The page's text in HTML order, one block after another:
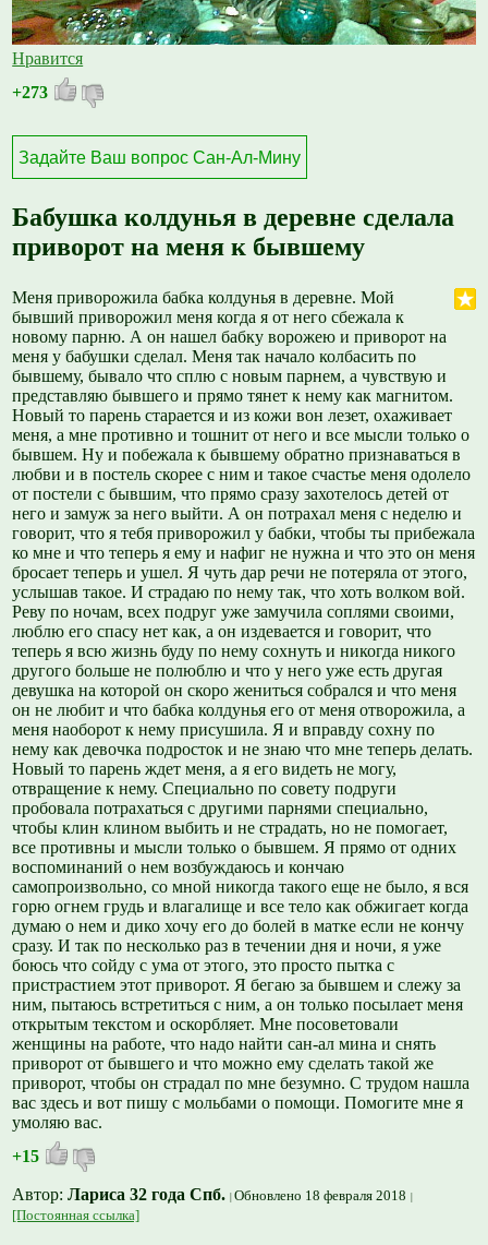
Нравится
+273
Задайте Ваш вопрос Сан-Ал-Мину
Бабушка колдунья в деревне сделала
приворот на меня к бывшему
Меня приворожила бабка колдунья в деревне. Мой
бывший приворожил меня когда я от него сбежала к
новому парню. А он нашел бабку ворожею и приворот на
меня у бабушки сделал. Меня так начало колбасить по
бывшему, бывало что сплю с новым парнем, а чувствую и
представляю бывшего и прямо тянет к нему как магнитом.
Новый то парень старается и из кожи вон лезет, охаживает
меня, а мне противно и тошнит от него и все мысли только о
бывшем. Ну и побежала к бывшему обратно признаваться в
любви и в постель скорее с ним и такое счастье меня одолело
от постели с бывшим, что прямо сразу захотелось детей от
него и замуж за него выйти. А он потрахал меня с неделю и
говорит, что я тебя приворожил у бабки, чтобы ты прибежала
ко мне и что теперь я ему и нафиг не нужна и что это он меня
бросает теперь и ушел. Я чуть дар речи не потеряла от этого,
услышав такое. И страдаю по нему так, что хоть волком вой.
Реву по ночам, всех подруг уже замучила соплями своими,
люблю его спасу нет как, а он издевается и говорит, что
теперь я всю жизнь буду по нему сохнуть и никогда никого
другого больше не полюблю и что у него уже есть другая
девушка на которой он скоро жениться собрался и что меня
он не любит и что бабка колдунья его от меня отворожила, а
меня наоборот к нему присушила. Я и вправду сохну по
нему как девочка подросток и не знаю что мне теперь делать.
Новый то парень ждет меня, а я его видеть не могу,
отвращение к нему. Специально по совету подруги
пробовала потрахаться с другими парнями специально,
чтобы клин клином выбить и не страдать, но не помогает,
все противны и мысли только о бывшем. Я прямо от одних
воспоминаний о нем возбуждаюсь и кончаю
самопроизвольно, со мной никогда такого еще не было, я вся
горю огнем грудь и влагалище и все тело как обжигает когда
думаю о нем и дико хочу его до болей в матке если не кончу
сразу. И так по несколько раз в течении дня и ночи, я уже
боюсь что сойду с ума от этого, это просто пытка с
пристрастием этот приворот. Я бегаю за бывшем и слежу за
ним, пытаюсь встретиться с ним, а он только посылает меня
открытым текстом и оскорбляет. Мне посоветовали
женщины на работе, что надо найти сан-ал мина и снять
приворот от бывшего и что можно ему сделать такой же
приворот, чтобы он страдал по мне безумно. С трудом нашла
вас здесь и вот пишу с мольбами о помощи. Помогите мне я
умоляю вас.
+15
Автор:Лариса 32 года Спб. Обновлено 18 февраля 2018
[Постоянная ссылка]